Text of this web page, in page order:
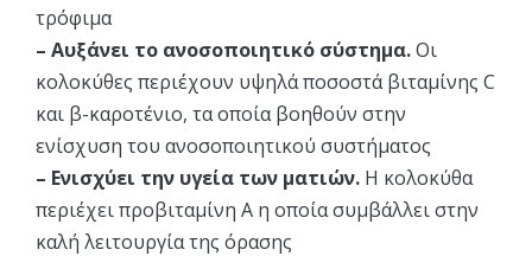
τρόφιμα
– Αυξάνει το ανοσοποιητικό σύστημα.Οι
κολοκύθες περιέχουν υψηλά ποσοστά βιταμίνης C
και β-καροτένιο, τα οποία βοηθούν στην
ενίσχυση του ανοσοποιητικού συστήματος
– Ενισχύει την υγεία των ματιών. Η κολοκύθα
περιέχει προβιταμίνη Α η οποία συμβάλλει στην
καλή λειτουργία της όρασης